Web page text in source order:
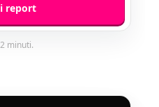
report
minuti.